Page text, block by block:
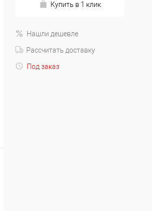
Купить в 1 клик
Нашли дешевле
Рассчитать доставку
Под заказ